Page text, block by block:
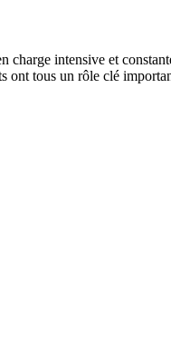
charge intensive et
ont tous un rôle clé